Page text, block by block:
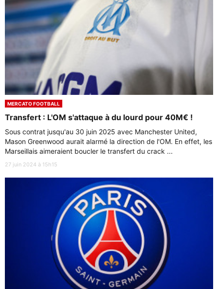
MERCATO FOOTBALL
Transfert : L'OM s'attaque à du lourd pour 40M€ !
Sous contrat jusqu'au 30 juin 2025 avec Manchester United,
Mason Greenwood aurait alarmé la direction de l'OM. En effet, les
Marseillais aimeraient boucler le transfert du crack ...
27 juin 2024 à 15h15